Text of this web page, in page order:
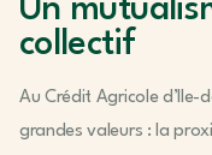
Un
collectif
Au Crédit Agricole d’Ile-
grandes valeurs : la